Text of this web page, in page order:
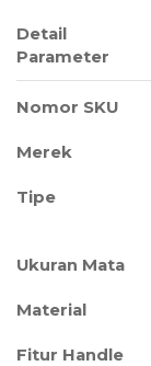
Detail
Parameter
Nomor SKU
Merek
Tipe
Ukuran Mata
Material
Fitur Handle